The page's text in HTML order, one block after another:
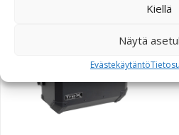
Kiellä
Näytä
Evästekäytäntö